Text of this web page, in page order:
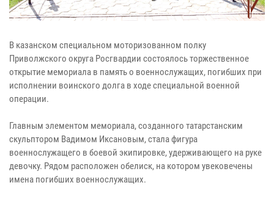
В казанском специальном моторизованном полку
Приволжского округа Росгвардии состоялось торжественное
открытие мемориала в память о военнослужащих, погибших при
исполнении воинского долга в ходе специальной военной
операции.
Главным элементом мемориала, созданного татарстанским
скульптором Вадимом Иксановым, стала фигура
военнослужащего в боевой экипировке, удерживающего на руке
девочку. Рядом расположен обелиск, на котором увековечены
имена погибших военнослужащих.